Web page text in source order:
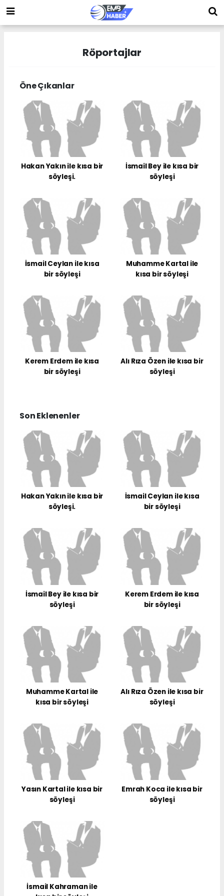
Röportajlar
Öne Çıkanlar
Hakan Yakın ile kısa bir
söyleşi.
İsmail Bey ile kısa bir
söyleşi
İsmail Ceylan ile kısa
bir söyleşi
Muhamme Kartal ile
kısa bir söyleşi
Kerem Erdem ile kısa
bir söyleşi
Alı Rıza Özen ile kısa bir
söyleşi
Son Eklenenler
Hakan Yakın ile kısa bir
söyleşi.
İsmail Ceylan ile kısa
bir söyleşi
İsmail Bey ile kısa bir
söyleşi
Kerem Erdem ile kısa
bir söyleşi
Muhamme Kartal ile
kısa bir söyleşi
Alı Rıza Özen ile kısa bir
söyleşi
Yasın Kartal ile kısa bir
söyleşi
Emrah Koca ile kısa bir
söyleşi
İsmail Kahraman ile